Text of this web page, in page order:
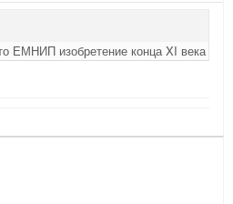
ЕМНИП изобретение конца XI века